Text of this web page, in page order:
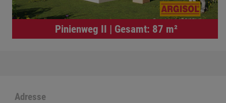
Pinienweg II | Gesamt: 87 m²
Adresse